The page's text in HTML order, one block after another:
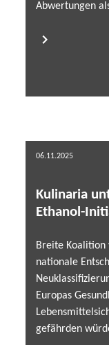
Abwertungen
06.11.2025
Kulinaria
Ethanol-
Breite Koalition
nationale
Europas
gefährden